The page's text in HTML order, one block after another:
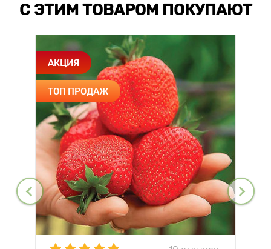
С ЭТИМ ТОВАРОМ ПОКУПАЮТ
АКЦИЯ
ТОП ПРОДАЖ